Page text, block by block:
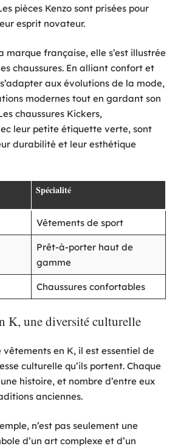
pièces Kenzo sont prisées pour
esprit novateur.
marque française, elle s’est illustrée
chaussures. En alliant confort et
aux évolutions de la mode,
modernes tout en gardant son
chaussures Kickers,
leur petite étiquette verte, sont
durabilité et leur esthétique
Spécialité
Vêtements de sport
Prêt-à-porter haut de
gamme
Chaussures confortables
K, une diversité culturelle
en K, il est essentiel de
culturelle qu’ils portent. Chaque
histoire, et nombre d’entre eux
anciennes.
n’est pas seulement une
d’un art complexe et d’un